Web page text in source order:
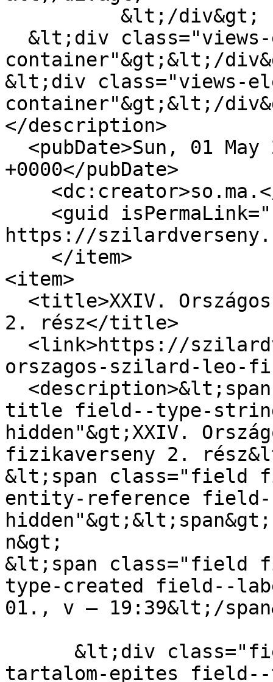
container"&gt;&lt;/
&lt;div class="views-
container"&gt;&lt;/
</description>
+0000</pubDate>
https://
<item>
2. rész</title>
orszagos-szilard-leo-
title field--type-
hidden"&gt;XXIV.
fizikaverseny 2.
&lt;span class="field
entity-reference
n&gt;
&lt;span class="field
type-created field--
01., v – 19:39&lt;/
tartalom-epites